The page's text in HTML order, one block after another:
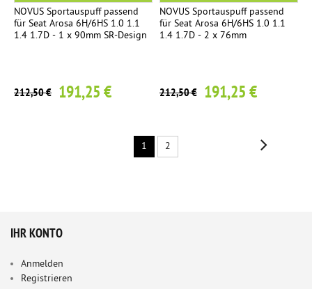
NOVUS Sportauspuff passend
für Seat Arosa 6H/6HS 1.0 1.1
1.4 1.7D - 1 x 90mm SR-Design
212,50 € 191,25 €
NOVUS Sportauspuff passend
für Seat Arosa 6H/6HS 1.0 1.1
1.4 1.7D - 2 x 76mm
212,50 € 191,25 €
1 2
IHR KONTO
Anmelden
Registrieren